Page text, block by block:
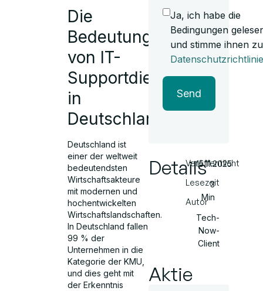
Die
Bedeutung
von IT-
Supportdienste
in
Deutschlandy
Deutschland ist
einer der weltweit
bedeutendsten
Wirtschaftsakteure
mit modernen und
hochentwickelten
Wirtschaftslandschaften.
In Deutschland fallen
99 % der
Unternehmen in die
Kategorie der KMU,
und dies geht mit
der Erkenntnis
Ja, ich habe die
Bedingungen
und stimme ihnen
Datenschutzrichtlinie
Send
DetailsVeröffentlicht
Lesezeit
Autor
15.11.2025
3
Min
Tech-
Now-
Client
Aktie